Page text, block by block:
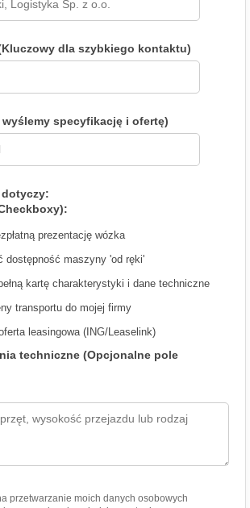
dla szybkiego kontaktu)
wyślemy specyfikację i ofertę)
prezentację wózka
dostępność maszyny 'od ręki'
kartę charakterystyki i dane techniczne
transportu do mojej firmy
leasingowa (ING/Leaselink)
techniczne (Opcjonalne pole
przetwarzanie moich danych osobowych